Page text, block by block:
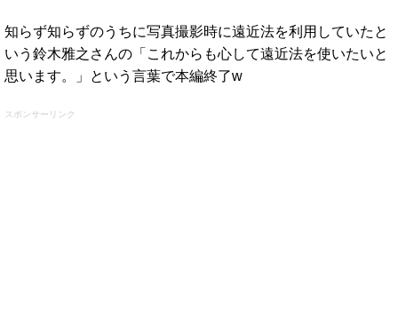
知らず知らずのうちに写真撮影時に遠近法を利用していたと
いう鈴木雅之さんの「これからも心して遠近法を使いたいと
思います。」という言葉で本編終了w
スポンサーリンク